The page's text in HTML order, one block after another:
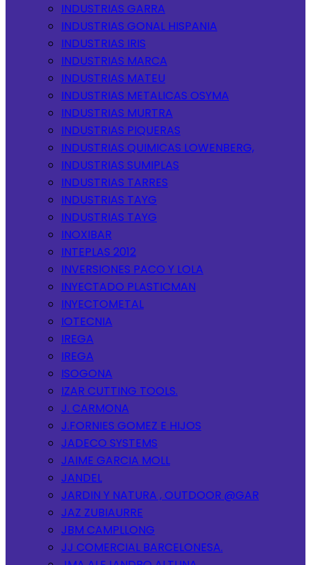
INDUSTRIAS GARRA
INDUSTRIAS GONAL HISPANIA
INDUSTRIAS IRIS
INDUSTRIAS MARCA
INDUSTRIAS MATEU
INDUSTRIAS METALICAS OSYMA
INDUSTRIAS MURTRA
INDUSTRIAS PIQUERAS
INDUSTRIAS QUIMICAS LOWENBERG,
INDUSTRIAS SUMIPLAS
INDUSTRIAS TARRES
INDUSTRIAS TAYG
INDUSTRIAS TAYG
INOXIBAR
INTEPLAS 2012
INVERSIONES PACO Y LOLA
INYECTADO PLASTICMAN
INYECTOMETAL
IOTECNIA
IREGA
IREGA
ISOGONA
IZAR CUTTING TOOLS.
J. CARMONA
J.FORNIES GOMEZ E HIJOS
JADECO SYSTEMS
JAIME GARCIA MOLL
JANDEL
JARDIN Y NATURA , OUTDOOR @GAR
JAZ ZUBIAURRE
JBM CAMPLLONG
JJ COMERCIAL BARCELONESA.